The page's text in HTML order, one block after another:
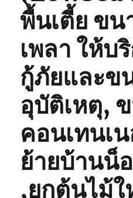
พื้นเตี้ย ข
เพลา ให้บ
กู้ภัยและข
อุบัติเหตุ,
คอนเทนเ
ย้ายบ้านน็
,ยกต้นไม้